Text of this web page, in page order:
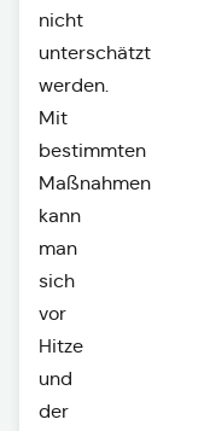
nicht
unterschätzt
werden.
Mit
bestimmten
Maßnahmen
kann
man
sich
vor
Hitze
und
der